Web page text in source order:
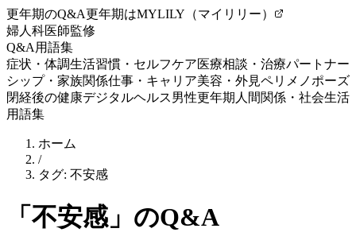
更年期のQ&A更年期はMYLILY（マイリリー）
婦人科医師監修
Q&A 用語集
症状・体調生活習慣・セルフケア医療相談・治療パートナー
シップ・家族関係仕事・キャリア美容・外見ペリメノポーズ
閉経後の健康デジタルヘルス男性更年期 人間関係・社会生活
用語集
ホーム
/
タグ: 不安感
「 不安感」のQ&A